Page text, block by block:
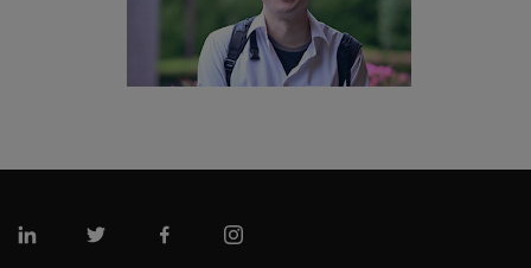
リンクトインツイッターフェイスブックインスタグラム